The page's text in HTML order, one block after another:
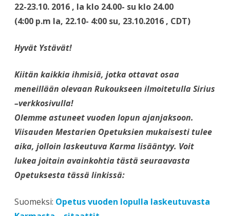
22-23.10. 2016 , la klo 24.00- su klo 24.00
(4:00 p.m la, 22.10- 4:00 su, 23.10.2016 , CDT)
Hyvät Ystävät!
Kiitän kaikkia ihmisiä, jotka ottavat osaa
meneillään olevaan Rukoukseen ilmoitetulla Sirius
–verkkosivulla!
Olemme astuneet vuoden lopun ajanjaksoon.
Viisauden Mestarien Opetuksien mukaisesti tulee
aika, jolloin laskeutuva Karma lisääntyy. Voit
lukea joitain avainkohtia tästä seuraavasta
Opetuksesta tässä linkissä:
Suomeksi: Opetus vuoden lopulla laskeutuvasta